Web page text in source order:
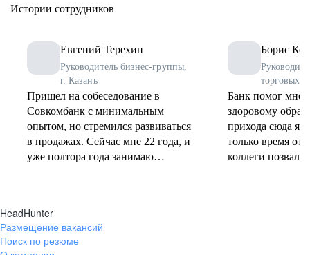
Истории сотрудников
Евгений Терехин
Руководитель бизнес-группы,
г. Казань
Пришел на собеседование в
Совкомбанк с минимальным
опытом, но стремился развиваться
в продажах. Сейчас мне 22 года, и
уже полтора года занимаю
образование. Молодежь сегодня
задаёт тренды и меняет рынок
труда, и горжусь тем, что являюсь
Борис
торговых
Банк помог мне
здоровому
прихода сюда я
только время от
коллеги позвали
HeadHunter
Размещение вакансий
Поиск по резюме